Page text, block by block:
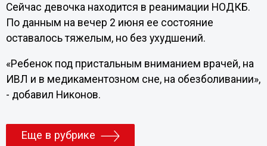
Сейчас девочка находится в реанимации НОДКБ.
По данным на вечер 2 июня ее состояние
оставалось тяжелым, но без ухудшений.
«Ребенок под пристальным вниманием врачей, на
ИВЛ и в медикаментозном сне, на обезболивании»,
- добавил Никонов.
Еще в рубрике